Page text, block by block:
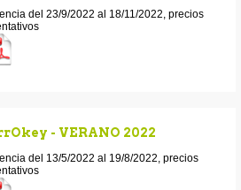
del 23/9/2022 al 18/11/2022, precios
- VERANO 2022
del 13/5/2022 al 19/8/2022, precios